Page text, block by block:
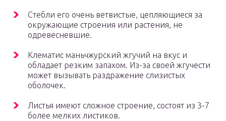
Стебли его очень ветвистые, цепляющиеся за
окружающие строения или растения, не
одревесневшие.
Клематис маньчжурский жгучий на вкус и
обладает резким запахом. Из-за своей жгучести
может вызывать раздражение слизистых
оболочек.
Листья имеют сложное строение, состоят из 3-7
более мелких листиков.